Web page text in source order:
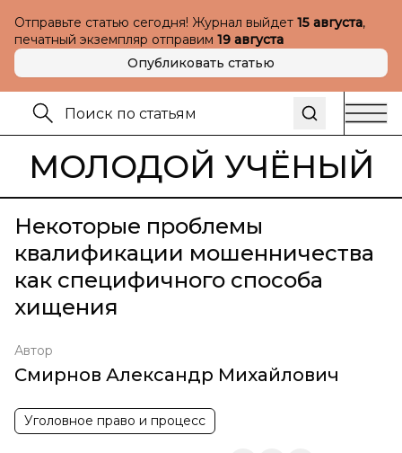
Отправьте статью сегодня! Журнал выйдет 15 августа,
печатный экземпляр отправим 19 августа
Опубликовать статью
МОЛОДОЙ УЧЁНЫЙ
Некоторые проблемы
квалификации мошенничества
как специфичного способа
хищения
Автор
Смирнов Александр Михайлович
Уголовное право и процесс